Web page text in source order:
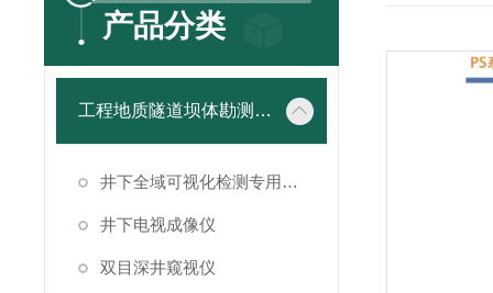
产品分类
工程地质隧道坝体勘测仪器
井下全域可视化检测专用成像设备
井下电视成像仪
双目深井窥视仪